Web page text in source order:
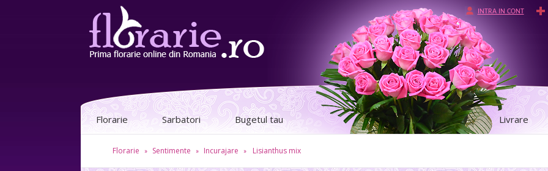
INTRA IN CONT
Livrare
Florarie Sarbatori Bugetul tau
Florarie » Sentimente » Incurajare » Lisianthus mix